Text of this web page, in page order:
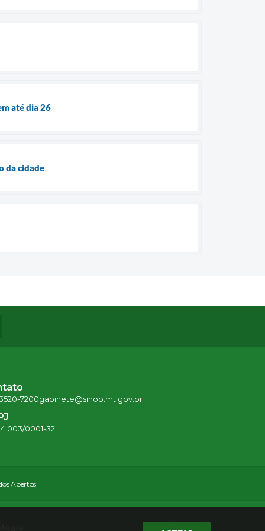
até dia 26
da cidade
7200gabinete@sinop.mt.gov.br
0001-32
Abertos